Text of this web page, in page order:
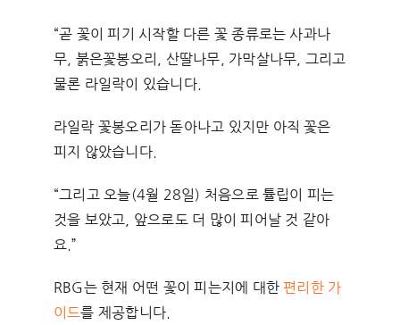
“곧 꽃이 피기 시작할 다른 꽃 종류로는 사과나
무, 붉은꽃봉오리, 산딸나무, 가막살나무, 그리고
물론 라일락이 있습니다.
라일락 꽃봉오리가 돋아나고 있지만 아직 꽃은
피지 않았습니다.
“그리고 오늘(4월 28일) 처음으로 튤립이 피는
것을 보았고, 앞으로도 더 많이 피어날 것 같아
요.”
RBG는 현재 어떤 꽃이 피는지에 대한편리한 가
이드를 제공합니다.